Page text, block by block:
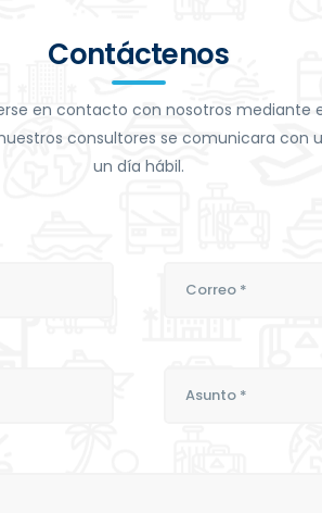
Contáctenos
en contacto con nosotros mediante
consultores se comunicara con
un día hábil.